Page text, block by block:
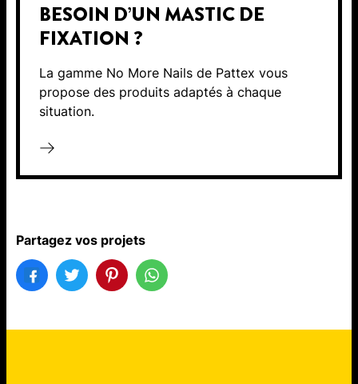
BESOIN D’UN MASTIC DE
FIXATION ?
La gamme No More Nails de Pattex vous
propose des produits adaptés à chaque
situation.
Partagez vos projets